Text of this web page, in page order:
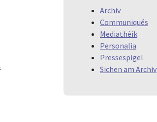
Archiv
Communiqués
Mediathéik
Personalia
Pressespigel
Sichen am Archiv